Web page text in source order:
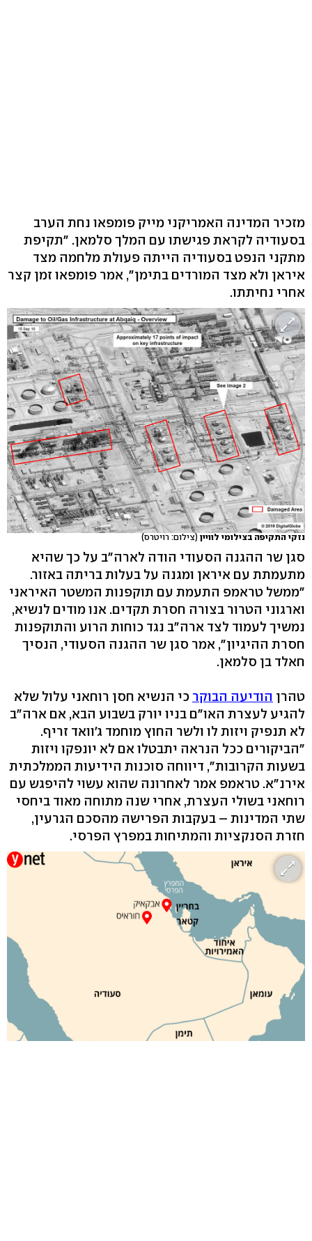
מזכיר המדינה האמריקני מייק פומפאו נחת הערב
בסעודיה לקראת פגישתו עם המלך סלמאן. "תקיפת
מתקני הנפט בסעודיה הייתה פעולת מלחמה מצד
איראן ולא מצד המורדים בתימן", אמר פומפאו זמן קצר
אחרי נחיתתו.
נזקי התקיפה בצילומי לוויין (צילום: רויטרס)
סגן שר ההגנה הסעודי הודה לארה"ב על כך שהיא
מתעמתת עם איראן ומגנה על בעלות בריתה באזור.
"ממשל טראמפ התעמת עם תוקפנות המשטר האיראני
וארגוני הטרור בצורה חסרת תקדים. אנו מודים לנשיא,
נמשיך לעמוד לצד ארה"ב נגד כוחות הרוע והתוקפנות
חסרת ההיגיון", אמר סגן שר ההגנה הסעודי, הנסיך
חאלד בן סלמאן.
טהרן הודיעה הבוקר כי הנשיא חסן רוחאני עלול שלא
להגיע לעצרת האו"ם בניו יורק בשבוע הבא, אם ארה"ב
לא תנפיק ויזות לו ולשר החוץ מוחמד ג'וואד זריף.
"הביקורים ככל הנראה יתבטלו אם לא יונפקו ויזות
בשעות הקרובות", דיווחה סוכנות הידיעות הממלכתית
אירנ"א. טראמפ אמר לאחרונה שהוא עשוי להיפגש עם
רוחאני בשולי העצרת, אחרי שנה מתוחה מאוד ביחסי
שתי המדינות – בעקבות הפרישה מהסכם הגרעין,
חזרת הסנקציות והמתיחות במפרץ הפרסי.